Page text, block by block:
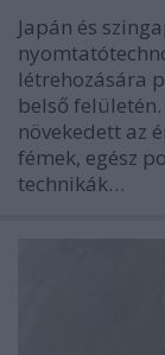
Japán és
létrehozására
belső
növekedett az
fémek, egész
technikák…